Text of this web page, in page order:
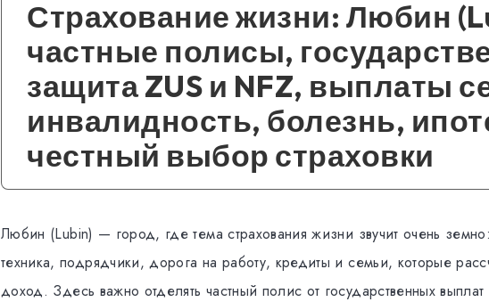
Страхование жизни: Любин
частные полисы,
защита ZUS и NFZ, выплаты
инвалидность, болезнь,
честный выбор страховки
Любин (Lubin) — город, где тема страхования жизни звучит очень
техника, подрядчики, дорога на работу, кредиты и семьи, которые
доход. Здесь важно отделять частный полис от государственных выплат